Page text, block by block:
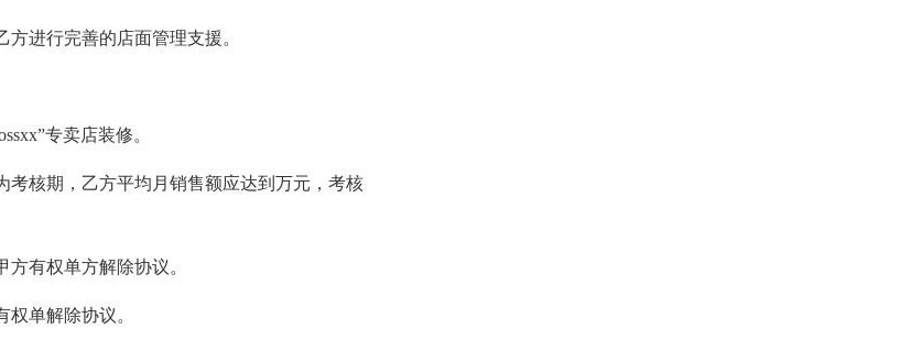
进行完善的店面管理支援。
专卖店装修。
考核期，乙方平均月销售额应达到万元，考核
有权单方解除协议。
单解除协议。